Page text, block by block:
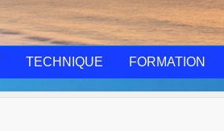
TECHNIQUE FORMATION